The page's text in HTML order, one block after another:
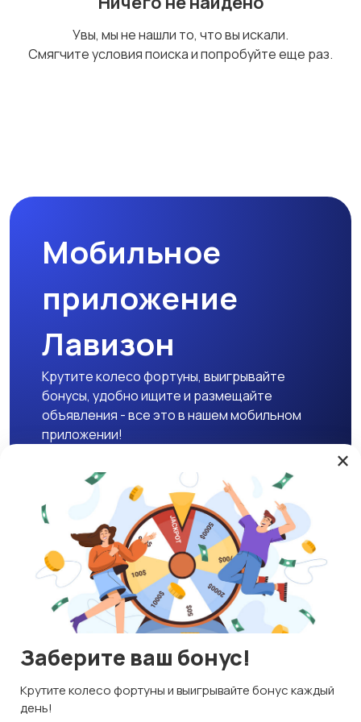
Увы, мы не нашли то, что вы искали.
Смягчите условия поиска и попробуйте еще раз.
Мобильное
приложение
Лавизон
Крутите колесо фортуны, выигрывайте
бонусы, удобно ищите и размещайте
объявления - все это в нашем мобильном
приложении!
Скачать APK
Магазины Блог
О нас
Служба поддержки
☕ Поддержать проект
ИНН 592109881601
Используем куки и рекомендательные технологии
Это чтобы сайт работал лучше. Оставаясь с нами, вы
×
Заберите ваш бонус!
Крутите колесо фортуны и выигрывайте бонус каждый
день!